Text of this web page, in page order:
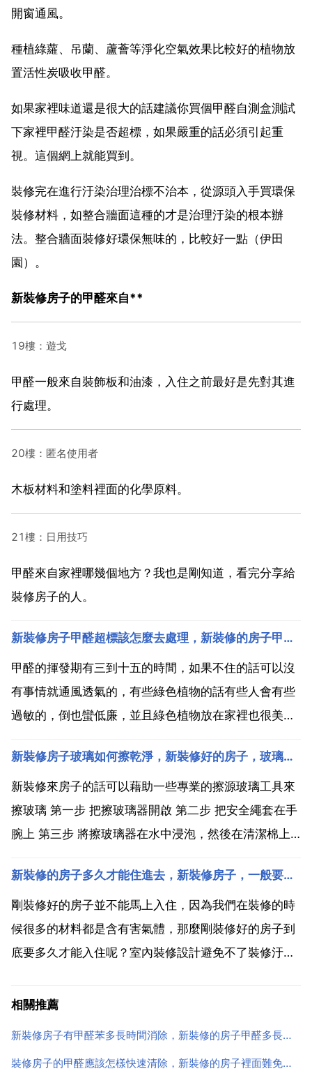
開窗通風。
種植綠蘿、吊蘭、蘆薈等淨化空氣效果比較好的植物放
置活性炭吸收甲醛。
如果家裡味道還是很大的話建議你買個甲醛自測盒測試
下家裡甲醛汙染是否超標，如果嚴重的話必須引起重
視。這個網上就能買到。
裝修完在進行汙染治理治標不治本，從源頭入手買環保
裝修材料，如整合牆面這種的才是治理汙染的根本辦
法。整合牆面裝修好環保無味的，比較好一點（伊田
園）。
新裝修房子的甲醛來自**
19樓：遊戈
甲醛一般來自裝飾板和油漆，入住之前最好是先對其進
行處理。
20樓：匿名使用者
木板材料和塗料裡面的化學原料。
21樓：日用技巧
甲醛來自家裡哪幾個地方？我也是剛知道，看完分享給
裝修房子的人。
新裝修房子甲醛超標該怎麼去處理，新裝修的房子甲醛超標怎麼辦
甲醛的揮發期有三到十五的時間，如果不住的話可以沒
有事情就通風透氣的，有些綠色植物的話有些人會有些
過敏的，倒也蠻低廉，並且綠色植物放在家裡也很美
可以見效果，如果汙染嚴重的話個把月也可以見到效
果。專業的檢測治理單位，他們用專業的藥物做治理，
效果很明顯，一...
新裝修房子玻璃如何擦乾淨，新裝修好的房子，玻璃窗應該怎麼清洗？
新裝修來房子的話可以藉助一些專業的擦源玻璃工具來
擦玻璃 第一步 把擦玻璃器開啟 第二步 把安全繩套在手
腕上 第三步 將擦玻璃器在水中浸泡，然後在清潔棉上
有手柄的一片放在窗內，雙面吸合，關窗 第五步 開始
擦玻璃，一面擦兩面淨。用毛巾蘸啤酒或溫熱的食醋
擦...
新裝修的房子多久才能住進去，新裝修房子，一般要放多久才能入住？
剛裝修好的房子並不能馬上入住，因為我們在裝修的時
候很多的材料都是含有害氣體，那麼剛裝修好的房子到
底要多久才能入住呢？室內裝修設計避免不了裝修汙
有害物質，對身體造成危害。針對裝修汙染，治理方法
相關推薦
新裝修房子有甲醛苯多長時間消除，新裝修的房子甲醛多長時間就沒了？
裝修房子的甲醛應該怎樣快速清除，新裝修的房子裡面難免有甲醛，該如何快速清除甲醛？